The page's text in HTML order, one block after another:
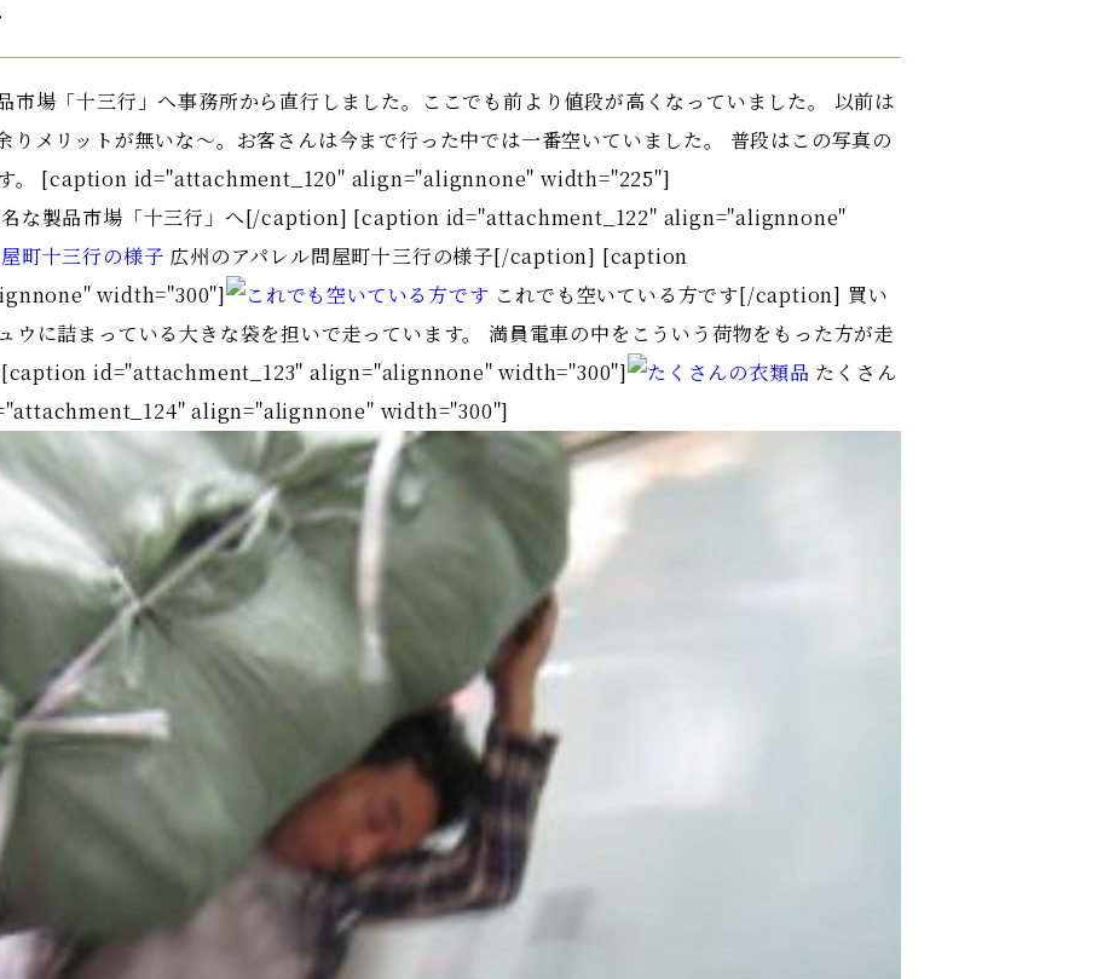
市場「十三行」へ事務所から直行しました。ここでも前より値段が高くなっていました。 以前は
りメリットが無いな～。お客さんは今まで行った中では一番空いていました。 普段はこの写真の
す。 [caption id="attachment_120" align="alignnone" width="225"]
な製品市場「十三行」へ[/caption] [caption id="attachment_122" align="alignnone"
広州のアパレル問屋町十三行の様子[/caption] [caption
width="300"]
これでも空いている方です[/caption] 買い
ウに詰まっている大きな袋を担いで走っています。 満員電車の中をこういう荷物をもった方が走
[caption id="attachment_123" align="alignnone" width="300"]
たくさん
align="alignnone" width="300"]